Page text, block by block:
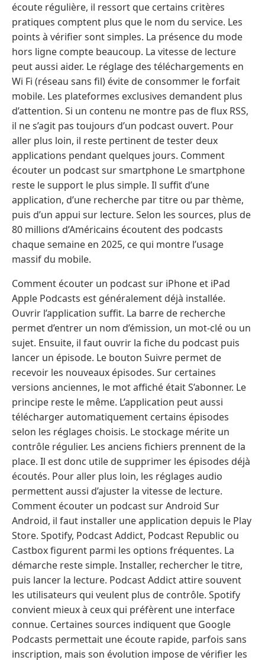
écoute régulière, il ressort que certains critères
pratiques comptent plus que le nom du service. Les
points à vérifier sont simples. La présence du mode
hors ligne compte beaucoup. La vitesse de lecture
peut aussi aider. Le réglage des téléchargements en
Wi Fi (réseau sans fil) évite de consommer le forfait
mobile. Les plateformes exclusives demandent plus
d’attention. Si un contenu ne montre pas de flux RSS,
il ne s’agit pas toujours d’un podcast ouvert. Pour
aller plus loin, il reste pertinent de tester deux
applications pendant quelques jours. Comment
écouter un podcast sur smartphone Le smartphone
reste le support le plus simple. Il suffit d’une
application, d’une recherche par titre ou par thème,
puis d’un appui sur lecture. Selon les sources, plus de
80 millions d’Américains écoutent des podcasts
chaque semaine en 2025, ce qui montre l’usage
massif du mobile.
Comment écouter un podcast sur iPhone et iPad
Apple Podcasts est généralement déjà installée.
Ouvrir l’application suffit. La barre de recherche
permet d’entrer un nom d’émission, un mot-clé ou un
sujet. Ensuite, il faut ouvrir la fiche du podcast puis
lancer un épisode. Le bouton Suivre permet de
recevoir les nouveaux épisodes. Sur certaines
versions anciennes, le mot affiché était S’abonner. Le
principe reste le même. L’application peut aussi
télécharger automatiquement certains épisodes
selon les réglages choisis. Le stockage mérite un
contrôle régulier. Les anciens fichiers prennent de la
place. Il est donc utile de supprimer les épisodes déjà
écoutés. Pour aller plus loin, les réglages audio
permettent aussi d’ajuster la vitesse de lecture.
Comment écouter un podcast sur Android Sur
Android, il faut installer une application depuis le Play
Store. Spotify, Podcast Addict, Podcast Republic ou
Castbox figurent parmi les options fréquentes. La
démarche reste simple. Installer, rechercher le titre,
puis lancer la lecture. Podcast Addict attire souvent
les utilisateurs qui veulent plus de contrôle. Spotify
convient mieux à ceux qui préfèrent une interface
connue. Certaines sources indiquent que Google
Podcasts permettait une écoute rapide, parfois sans
inscription, mais son évolution impose de vérifier les